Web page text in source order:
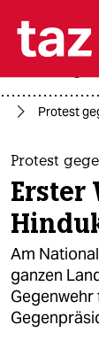
themen
politik
öko
kultur
Protest
Protest
Erster
Am
ganzen